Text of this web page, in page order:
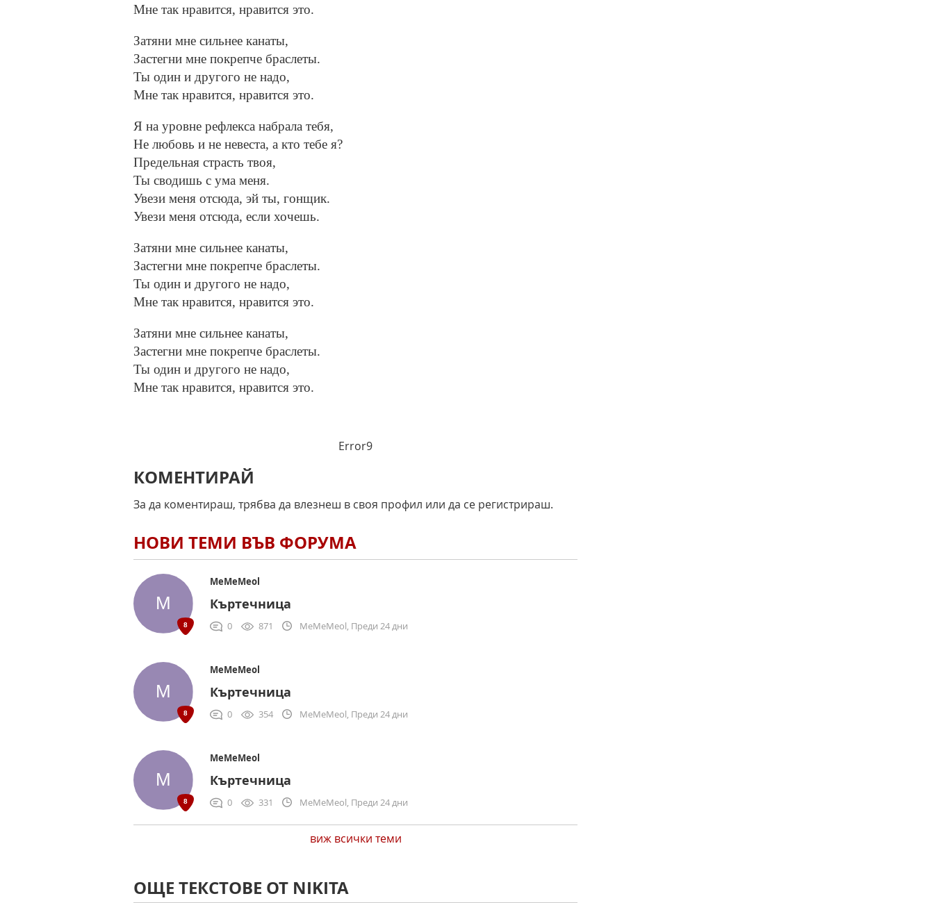
Мне так нравится, нравится это.
Затяни мне сильнее канаты,
Застегни мне покрепче браслеты.
Ты один и другого не надо,
Мне так нравится, нравится это.
Я на уровне рефлекса набрала тебя,
Не любовь и не невеста, а кто тебе я?
Предельная страсть твоя,
Ты сводишь с ума меня.
Увези меня отсюда, эй ты, гонщик.
Увези меня отсюда, если хочешь.
Затяни мне сильнее канаты,
Застегни мне покрепче браслеты.
Ты один и другого не надо,
Мне так нравится, нравится это.
Затяни мне сильнее канаты,
Застегни мне покрепче браслеты.
Ты один и другого не надо,
Мне так нравится, нравится это.
Error9
КОМЕНТИРАЙ
За да коментираш, трябва да влезнеш в своя профил или да се регистрираш.
НОВИ ТЕМИ ВЪВ ФОРУМА
MeMeMeol
Къртечница
0 871 MeMeMeol, Преди 24 дни
MeMeMeol
Къртечница
0 354 MeMeMeol, Преди 24 дни
MeMeMeol
Къртечница
0 331 MeMeMeol, Преди 24 дни
виж всички теми
ОЩЕ ТЕКСТОВЕ ОТ NIKITA